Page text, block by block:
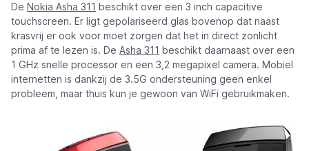
De Nokia Asha 311 beschikt over een 3 inch capacitive
touchscreen. Er ligt gepolariseerd glas bovenop dat naast
krasvrij er ook voor moet zorgen dat het in direct zonlicht
prima af te lezen is. De Asha 311 beschikt daarnaast over een
1 GHz snelle processor en een 3,2 megapixel camera. Mobiel
internetten is dankzij de 3.5G ondersteuning geen enkel
probleem, maar thuis kun je gewoon van WiFi gebruikmaken.